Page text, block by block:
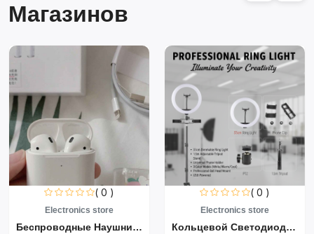
Магазинов
( 0 )
Electronics store
Беспроводные Наушники Air...
( 0 )
Electronics store
Кольцевой Светодиодный Св...